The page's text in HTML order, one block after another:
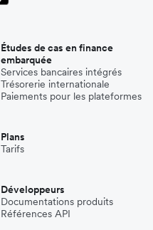
Études de cas en finance
embarquée
Services bancaires intégrés
Trésorerie internationale
Paiements pour les plateformes
Plans
Tarifs
Développeurs
Documentations produits
Références API